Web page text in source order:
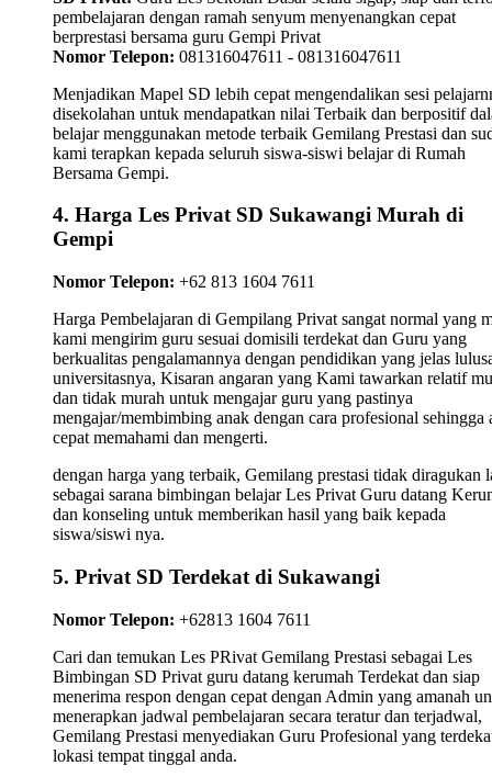
pembelajaran dengan ramah senyum menyenangkan cepat
berprestasi bersama guru Gempi Privat
Nomor Telepon: 081316047611 - 081316047611
Menjadikan Mapel SD lebih cepat mengendalikan sesi
disekolahan untuk mendapatkan nilai Terbaik dan berpositif
belajar menggunakan metode terbaik Gemilang Prestasi dan
kami terapkan kepada seluruh siswa-siswi belajar di Rumah
Bersama Gempi.
4. Harga Les Privat SD Sukawangi Murah di
Gempi
Nomor Telepon: +62 813 1604 7611
Harga Pembelajaran di Gempilang Privat sangat normal yang
kami mengirim guru sesuai domisili terdekat dan Guru yang
berkualitas pengalamannya dengan pendidikan yang jelas
universitasnya, Kisaran angaran yang Kami tawarkan relatif
dan tidak murah untuk mengajar guru yang pastinya
mengajar/membimbing anak dengan cara profesional sehingga
cepat memahami dan mengerti.
dengan harga yang terbaik, Gemilang prestasi tidak diragukan
sebagai sarana bimbingan belajar Les Privat Guru datang
dan konseling untuk memberikan hasil yang baik kepada
siswa/siswi nya.
5. Privat SD Terdekat di Sukawangi
Nomor Telepon: +62813 1604 7611
Cari dan temukan Les PRivat Gemilang Prestasi sebagai Les
Bimbingan SD Privat guru datang kerumah Terdekat dan siap
menerima respon dengan cepat dengan Admin yang amanah
menerapkan jadwal pembelajaran secara teratur dan terjadwal,
Gemilang Prestasi menyediakan Guru Profesional yang
lokasi tempat tinggal anda.